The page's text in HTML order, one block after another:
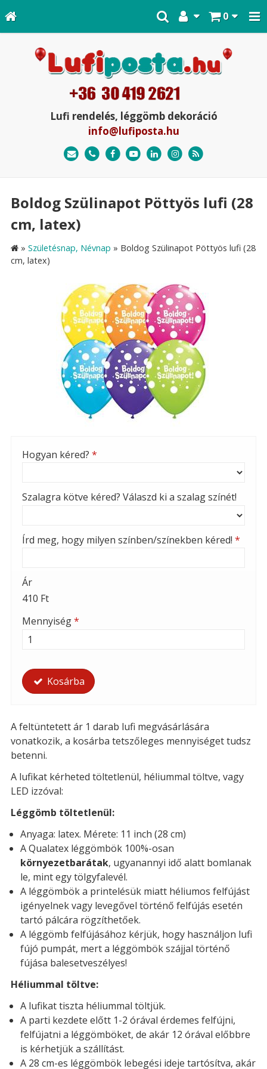
0
Lufi rendelés, léggömb dekoráció
info@lufiposta.hu
Boldog Szülinapot Pöttyös lufi (28
cm, latex)
» Születésnap, Névnap » Boldog Szülinapot Pöttyös lufi (28
cm, latex)
Hogyan kéred? *
Szalagra kötve kéred? Válaszd ki a szalag színét!
Írd meg, hogy milyen színben/színekben kéred! *
Ár
410 Ft
Mennyiség*
Kosárba
A feltüntetett ár 1 darab lufi megvásárlására
vonatkozik, a kosárba tetszőleges mennyiséget tudsz
betenni.
A lufikat kérheted töltetlenül, héliummal töltve, vagy
LED izzóval:
Léggömb töltetlenül:
Anyaga: latex. Mérete: 11 inch (28 cm)
A Qualatex léggömbök 100%-osan
környezetbarátak, ugyanannyi idő alatt bomlanak
le, mint egy tölgyfalevél.
A léggömbök a printelésük miatt héliumos felfújást
igényelnek vagy levegővel történő felfújás esetén
tartó pálcára rögzíthetőek.
A léggömb felfújásához kérjük, hogy használjon lufi
fújó pumpát, mert a léggömbök szájjal történő
fújása balesetveszélyes!
Héliummal töltve:
A lufikat tiszta héliummal töltjük.
A parti kezdete előtt 1-2 órával érdemes felfújni,
felfújatni a léggömböket, de akár 12 órával előbbre
is kérhetjük a szállítást.
A 28 cm-es léggömbök lebegési ideje tartósítva, akár